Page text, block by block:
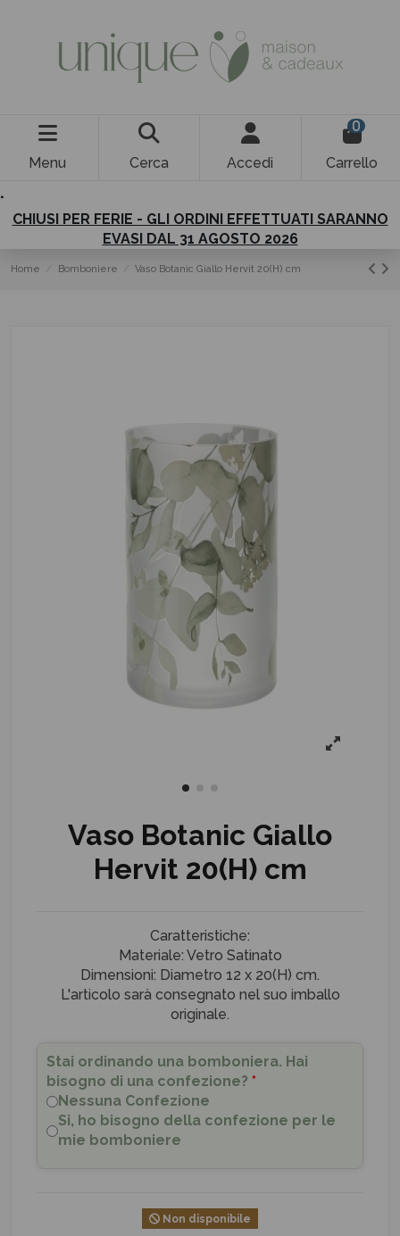
Menu Cerca Accedi
0
Carrello
.
CHIUSI PER FERIE - GLI ORDINI EFFETTUATI SARANNO
EVASI DAL 31 AGOSTO 2026
Home Bomboniere Vaso Botanic Giallo Hervit 20(H) cm
Vaso Botanic Giallo
Hervit 20(H) cm
Caratteristiche:
Materiale: Vetro Satinato
Dimensioni: Diametro 12 x 20(H) cm.
L'articolo sarà consegnato nel suo imballo
originale.
Stai ordinando una bomboniera. Hai
bisogno di una confezione? *
Nessuna Confezione
Si, ho bisogno della confezione per le
mie bomboniere
Non disponibile